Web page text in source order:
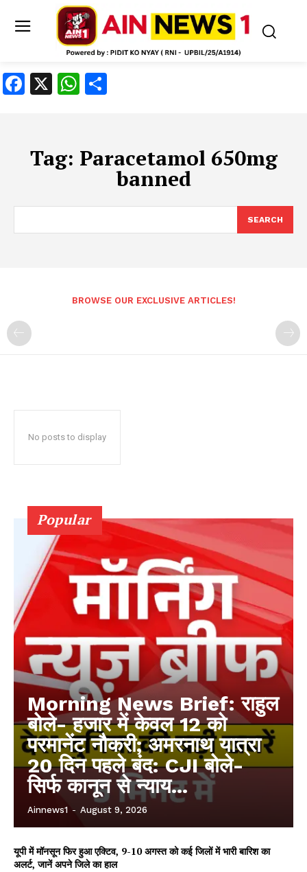
Facebook
X WhatsApp
Tag: Paracetamol 650mg
banned
SEARCH
BROWSE OUR EXCLUSIVE ARTICLES!
No posts to display
Popular
Morning News Brief: राहुल
बोले- हजार में केवल 12 को
परमानेंट नौकरी; अमरनाथ यात्रा
20 दिन पहले बंद: CJI बोले-
सिर्फ कानून से न्याय...
Ainnews1 - August 9, 2026
यूपी में मॉनसून फिर हुआ एक्टिव, 9-10 अगस्त को कई जिलों में भारी बारिश का
अलर्ट, जानें अपने जिले का हाल